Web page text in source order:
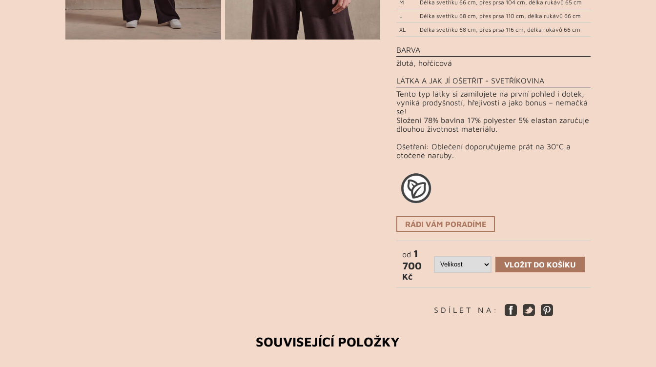
M
Délka svetříku 66 cm, přes prsa 104 cm, délka rukávů 65 cm
L
Délka svetříku 68 cm, přes prsa 110 cm, délka rukávů 66 cm
XL
Délka svetříku 68 cm, přes prsa 116 cm, délka rukávů 66 cm
BARVA
žlutá, hořčicová
LÁTKA A JAK JÍ OŠETŘIT - SVETŘÍKOVINA
Tento typ látky si zamilujete na první pohled i dotek,
vyniká prodyšností, hřejivostí a jako bonus – nemačká
se!
Složení 78% bavlna 17% polyester 5% elastan zaručuje
dlouhou životnost materiálu.
Ošetření: Oblečení doporučujeme prát na 30°C a
otočené naruby.
RÁDI VÁM PORADÍME
od 1
700
Kč
VLOŽIT DO KOŠÍKU
S D Í L E T N A :
SOUVISEJÍCÍ POLOŽKY